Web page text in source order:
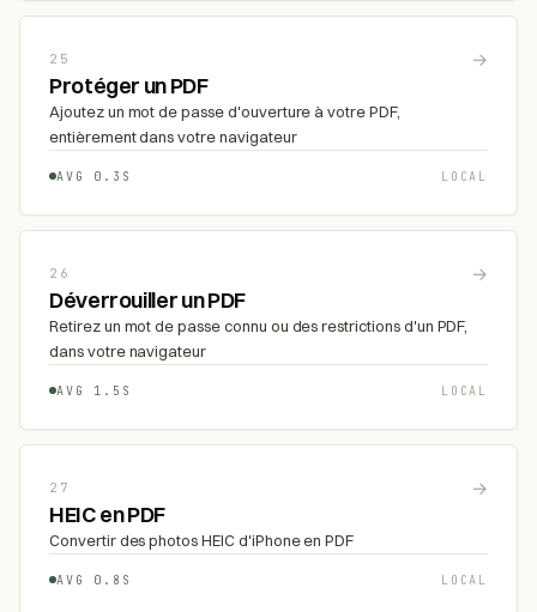
25 →
Protéger un PDF
Ajoutez un mot de passe d'ouverture à votre PDF,
entièrement dans votre navigateur
AVG 0.3S LOCAL
26 →
Déverrouiller un PDF
Retirez un mot de passe connu ou des restrictions d'un PDF,
dans votre navigateur
AVG 1.5S LOCAL
27 →
HEIC en PDF
Convertir des photos HEIC d'iPhone en PDF
AVG 0.8S LOCAL